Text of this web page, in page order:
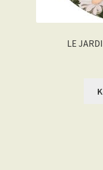
LE